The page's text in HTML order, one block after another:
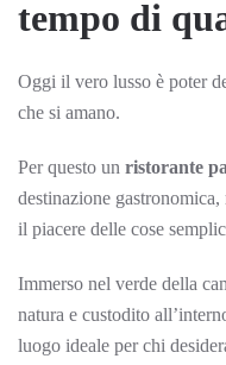
tempo di
Oggi il vero lusso è poter
che si amano.
Per questo un ristorante
destinazione
il piacere delle cose
Immerso nel verde della
natura e custodito
luogo ideale per chi